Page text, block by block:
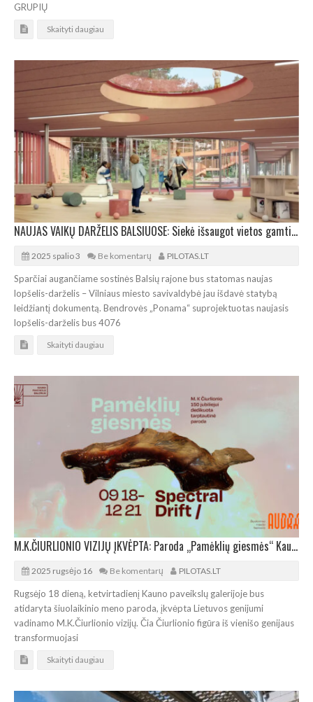
GRUPIŲ
Skaityti daugiau
NAUJAS VAIKŲ DARŽELIS BALSIUOSE: Siekė išsaugot vietos gamtinę aplinką
2025 spalio 3 Be komentarų PILOTAS.LT
Sparčiai augančiame sostinės Balsių rajone bus statomas naujas
lopšelis-darželis – Vilniaus miesto savivaldybė jau išdavė statybą
leidžiantį dokumentą. Bendrovės „Ponama“ suprojektuotas naujasis
lopšelis-darželis bus 4076
Skaityti daugiau
M.K.ČIURLIONIO VIZIJŲ ĮKVĖPTA: Paroda „Pamėklių giesmės“ Kaune
2025 rugsėjo 16 Be komentarų PILOTAS.LT
Rugsėjo 18 dieną, ketvirtadienį Kauno paveikslų galerijoje bus
atidaryta šiuolaikinio meno paroda, įkvėpta Lietuvos genijumi
vadinamo M.K.Čiurlionio vizijų. Čia Čiurlionio figūra iš vienišo genijaus
transformuojasi
Skaityti daugiau